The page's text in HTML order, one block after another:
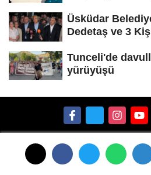
Üsküdar
Dedetaş ve 3
Tunceli'de
yürüyüşü
Hakkımızda Künye İletişim
Gizlilik